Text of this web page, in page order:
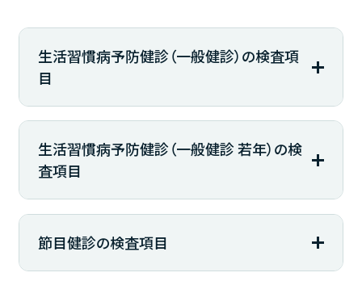
生活習慣病予防健診（一般健診）の検査項
目
生活習慣病予防健診（一般健診 若年）の検
査項目
節目健診の検査項目